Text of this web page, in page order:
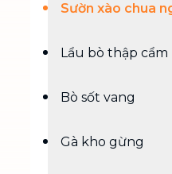
Sườn xào chua
Lẩu bò thập cẩm
Bò sốt vang
Gà kho gừng